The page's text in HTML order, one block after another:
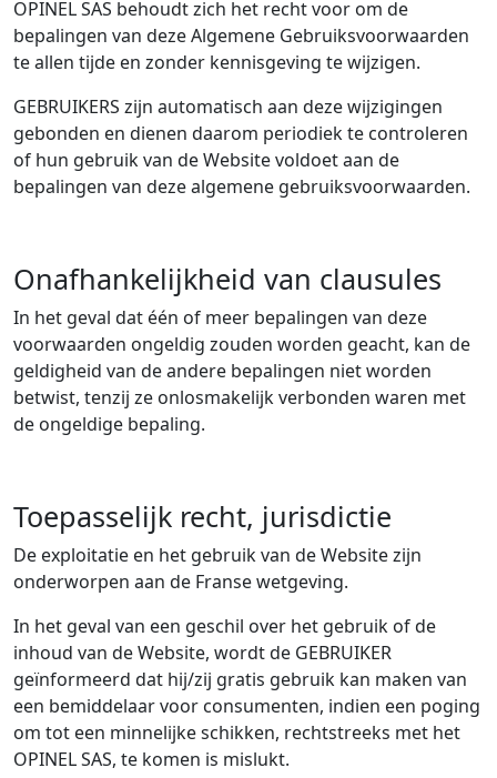
OPINEL SAS behoudt zich het recht voor om de
bepalingen van deze Algemene Gebruiksvoorwaarden
te allen tijde en zonder kennisgeving te wijzigen.
GEBRUIKERS zijn automatisch aan deze wijzigingen
gebonden en dienen daarom periodiek te controleren
of hun gebruik van de Website voldoet aan de
bepalingen van deze algemene gebruiksvoorwaarden.
Onafhankelijkheid van clausules
In het geval dat één of meer bepalingen van deze
voorwaarden ongeldig zouden worden geacht, kan de
geldigheid van de andere bepalingen niet worden
betwist, tenzij ze onlosmakelijk verbonden waren met
de ongeldige bepaling.
Toepasselijk recht, jurisdictie
De exploitatie en het gebruik van de Website zijn
onderworpen aan de Franse wetgeving.
In het geval van een geschil over het gebruik of de
inhoud van de Website, wordt de GEBRUIKER
geïnformeerd dat hij/zij gratis gebruik kan maken van
een bemiddelaar voor consumenten, indien een poging
om tot een minnelijke schikken, rechtstreeks met het
OPINEL SAS, te komen is mislukt.